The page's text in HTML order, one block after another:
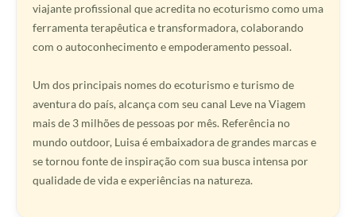
viajante profissional que acredita no ecoturismo como uma
ferramenta terapêutica e transformadora, colaborando
com o autoconhecimento e empoderamento pessoal.
Um dos principais nomes do ecoturismo e turismo de
aventura do país, alcança com seu canal Leve na Viagem
mais de 3 milhões de pessoas por mês. Referência no
mundo outdoor, Luisa é embaixadora de grandes marcas e
se tornou fonte de inspiração com sua busca intensa por
qualidade de vida e experiências na natureza.